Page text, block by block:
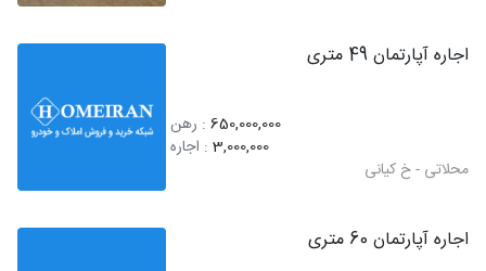
اجاره آپارتمان 49 متری
650,000,000 : رهن
3,000,000 : اجاره
محلاتی - خ کیانی
اجاره آپارتمان 60 متری